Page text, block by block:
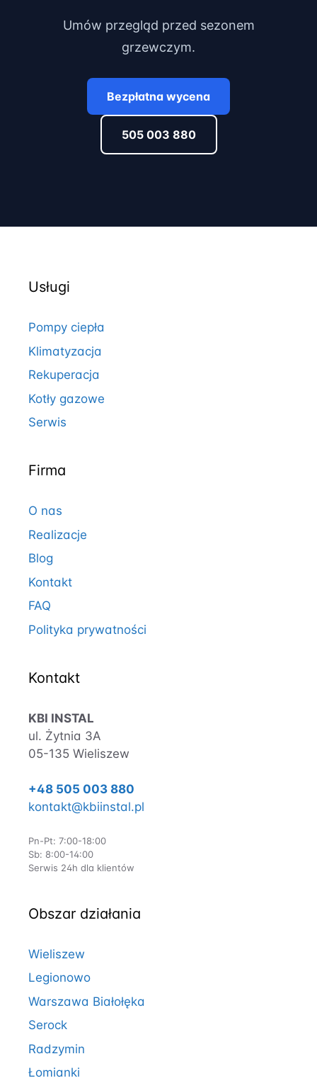
Umów przegląd przed sezonem
grzewczym.
Bezpłatna wycena
505 003 880
Usługi
Pompy ciepła
Klimatyzacja
Rekuperacja
Kotły gazowe
Serwis
Firma
O nas
Realizacje
Blog
Kontakt
FAQ
Polityka prywatności
Kontakt
KBI INSTAL
ul. Żytnia 3A
05-135 Wieliszew
+48 505 003 880
kontakt@kbiinstal.pl
Pn-Pt: 7:00-18:00
Sb: 8:00-14:00
Serwis 24h dla klientów
Obszar działania
Wieliszew
Legionowo
Warszawa Białołęka
Serock
Radzymin
Łomianki